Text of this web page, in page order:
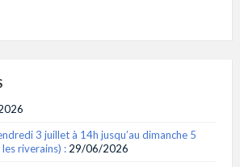
3 juillet à 14h jusqu’au dimanche 5
riverains) : 29/06/2026